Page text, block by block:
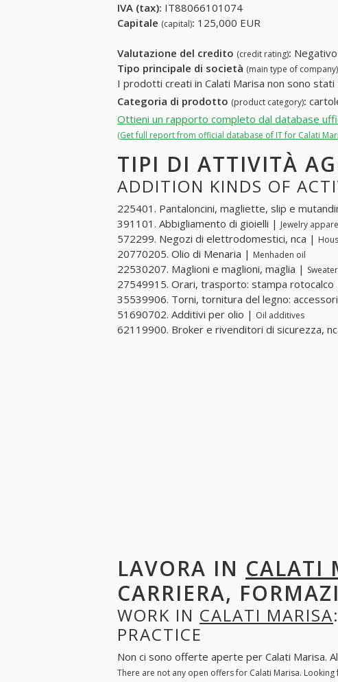
IVA (tax): IT88066101074
Capitale (capital): 125,000 EUR
Valutazione del credito (credit rating): Negativo
Tipo principale di società (main type of company)
I prodotti creati in Calati Marisa non sono
Categoria di prodotto (product category):
Ottieni un rapporto completo dal database
(Get full report from official database of IT for Calati
TIPI DI ATTIVITÀ
ADDITION KINDS OF
225401. Pantaloncini, magliette, slip e
391101. Abbigliamento di gioielli | Jewelry
572299. Negozi di elettrodomestici, nca |
20770205. Olio di Menaria | Menhaden oil
22530207. Maglioni e maglioni, maglia |
27549915. Orari, trasporto: stampa rotocalco
35539906. Torni, tornitura del legno:
51690702. Additivi per olio | Oil additives
62119900. Broker e rivenditori di sicurezza,
LAVORA IN CALATI
CARRIERA,
WORK IN CALATI MARISA
PRACTICE
Non ci sono offerte aperte per Calati Marisa.
There are not any open offers for Calati Marisa.